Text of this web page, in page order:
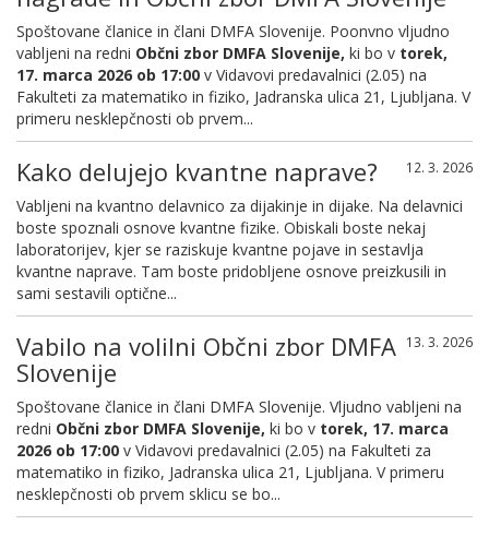
Spoštovane članice in člani DMFA Slovenije. Poonvno vljudno
vabljeni na redni Občni zbor DMFA Slovenije, ki bo v torek,
17. marca 2026 ob 17:00 v Vidavovi predavalnici (2.05) na
Fakulteti za matematiko in fiziko, Jadranska ulica 21, Ljubljana. V
primeru nesklepčnosti ob prvem...
12. 3. 2026
Kako delujejo kvantne naprave?
Vabljeni na kvantno delavnico za dijakinje in dijake. Na delavnici
boste spoznali osnove kvantne fizike. Obiskali boste nekaj
laboratorijev, kjer se raziskuje kvantne pojave in sestavlja
kvantne naprave. Tam boste pridobljene osnove preizkusili in
sami sestavili optične...
13. 3. 2026
Vabilo na volilni Občni zbor DMFA
Slovenije
Spoštovane članice in člani DMFA Slovenije. Vljudno vabljeni na
redni Občni zbor DMFA Slovenije, ki bo v torek, 17. marca
2026 ob 17:00 v Vidavovi predavalnici (2.05) na Fakulteti za
matematiko in fiziko, Jadranska ulica 21, Ljubljana. V primeru
nesklepčnosti ob prvem sklicu se bo...